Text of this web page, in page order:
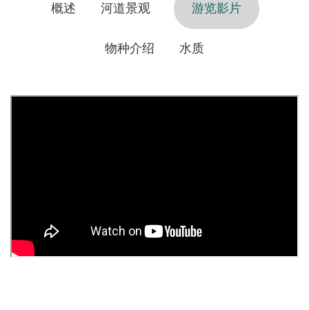
概述 河道景观 游览影片
物种介绍 水质